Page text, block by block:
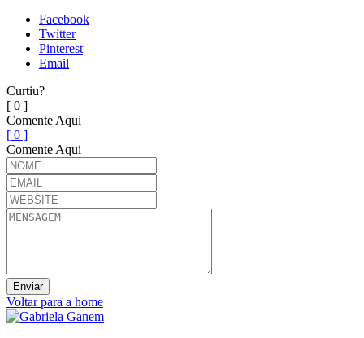
Facebook
Twitter
Pinterest
Email
Curtiu?
[ 0 ]
Comente Aqui
[ 0 ]
Comente Aqui
Voltar para a home